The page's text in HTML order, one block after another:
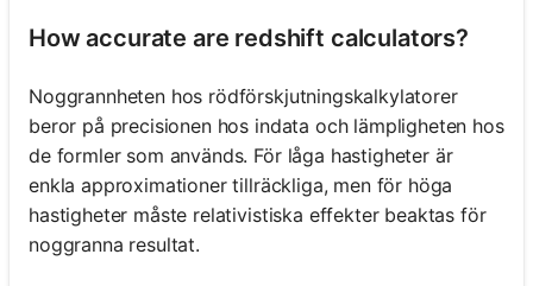
How accurate are redshift calculators?
Noggrannheten hos rödförskjutningskalkylatorer
beror på precisionen hos indata och lämpligheten hos
de formler som används. För låga hastigheter är
enkla approximationer tillräckliga, men för höga
hastigheter måste relativistiska effekter beaktas för
noggranna resultat.